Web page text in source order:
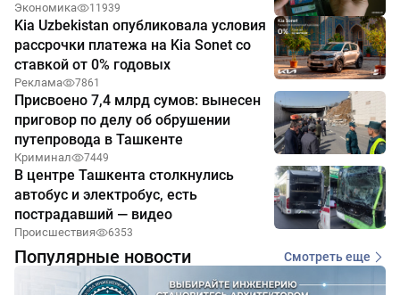
Экономика 11939
Kia Uzbekistan опубликовала условия
рассрочки платежа на Kia Sonet со
ставкой от 0% годовых
Реклама 7861
Присвоено 7,4 млрд сумов: вынесен
приговор по делу об обрушении
путепровода в Ташкенте
Криминал 7449
В центре Ташкента столкнулись
автобус и электробус, есть
пострадавший — видео
Происшествия 6353
Популярные новости Смотреть еще